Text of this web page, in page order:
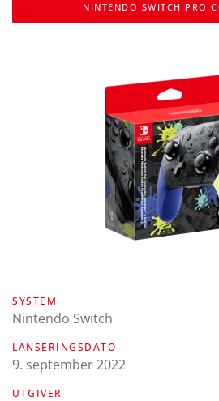
SYSTEM
Nintendo Switch
LANSERINGSDATO
9. september 2022
UTGIVER
NINTENDO SWITCH PRO